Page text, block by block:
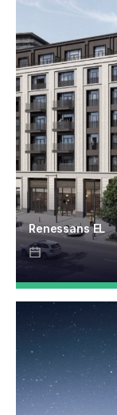
Renessans EL